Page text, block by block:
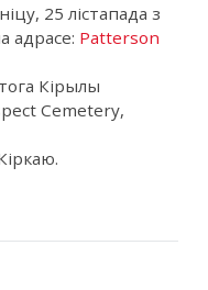
25 лістапада з
адрасе: Patterson
Кірылы
Cemetery,